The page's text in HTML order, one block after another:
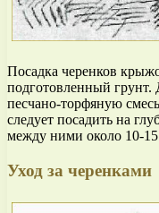
Посадка черенков
подготовленный грунт.
песчано-торфяную
следует посадить на
между ними около 10-
Уход за черенками